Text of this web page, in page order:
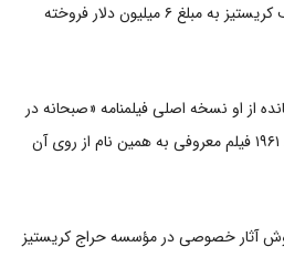
جاودانه هالیوود در حراج معروف کریستیز به مبلغ ۶ میلیون دلار فروخته
از او نسخه اصلی فیلمنامه «صبحانه در
تیفانی» وجود داشته که در سال ۱۹۶۱ فیلم معروفی به همین نام از روی آن
آثار خصوصی در مؤسسه حراج کریستیز